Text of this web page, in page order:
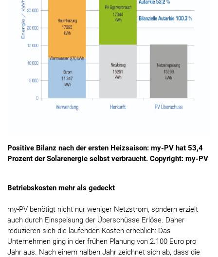
Positive Bilanz nach der ersten Heizsaison: my-PV hat 53,4
Prozent der Solarenergie selbst verbraucht. Copyright: my-PV
Betriebskosten mehr als gedeckt
my-PV benötigt nicht nur weniger Netzstrom, sondern erzielt
auch durch Einspeisung der Überschüsse Erlöse. Daher
reduzieren sich die laufenden Kosten erheblich: Das
Unternehmen ging in der frühen Planung von 2.100 Euro pro
Jahr aus. Nach einem halben Jahr zeichnet sich ab, dass die